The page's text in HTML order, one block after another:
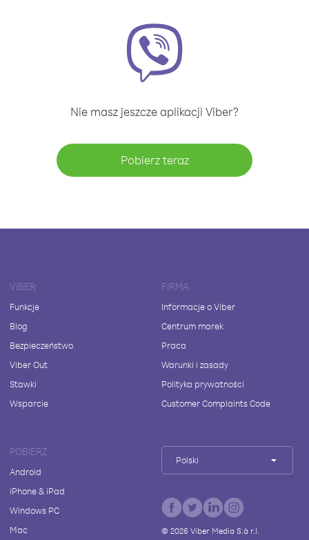
Nie masz jeszcze aplikacji Viber?
Pobierz teraz
VIBER
Funkcje
Blog
Bezpieczeństwo
Viber Out
Stawki
Wsparcie
FIRMA
Informacje o Viber
Centrum marek
Praca
Warunki i zasady
Polityka prywatności
Customer Complaints Code
POBIERZ
Android
iPhone & iPad
Windows PC
Mac
Polski
© 2026Viber Media S.à r.l.